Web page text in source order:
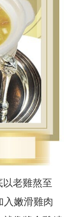
老雞熬至
入嫩滑雞肉